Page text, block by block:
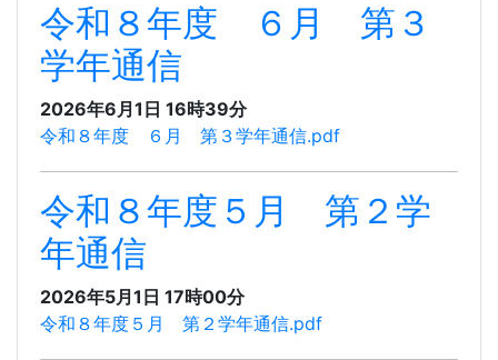
令和８年度 ６月 第３
学年通信
2026年6月1日 16時39分
令和８年度 ６月 第３学年通信.pdf
令和８年度５月 第２学
年通信
2026年5月1日 17時00分
令和８年度５月 第２学年通信.pdf